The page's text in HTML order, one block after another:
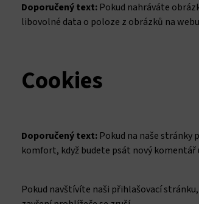
Doporučený text: Pokud nahráváte
libovolné data o poloze z obrázků na
Cookies
Doporučený text: Pokud na naše
komfort, když budete psát nový
Pokud navštívíte naši přihlašovací